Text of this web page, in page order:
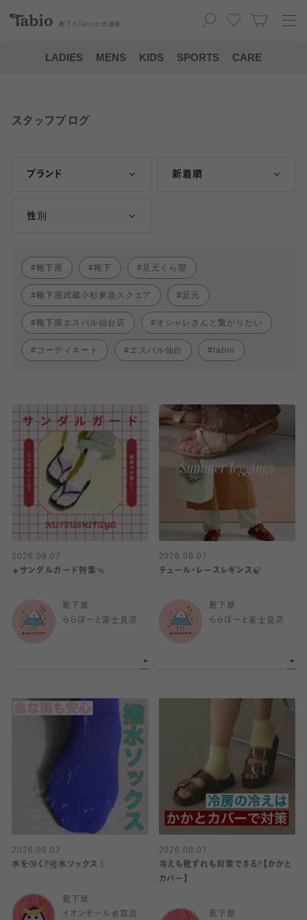
靴下の Tabio 公式通販
LADIES MENS KIDS SPORTS CARE
スタッフブログ
ブランド 新着順
性別
靴下屋 靴下 足元くら部
靴下屋武蔵小杉東急スクエア 足元
靴下屋エスパル仙台店 オシャレさんと繋がりたい
コーディネート エスパル仙台 tabio
2026.08.07
☀️サンダルガード特集🩴
靴下屋
ららぽーと富士見店
2026.08.07
チュール・レースレギンス🍃
靴下屋
ららぽーと富士見店
2026.08.07
水を弾く⁉️撥水ソックス💧
靴下屋
イオンモール名取店
2026.08.07
冷えも靴ずれも対策できる‼️【かかと
カバー】
靴下屋